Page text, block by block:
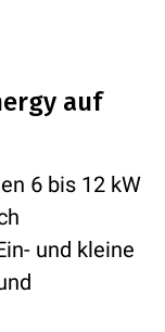
auf
6 bis 12 kW
und kleine